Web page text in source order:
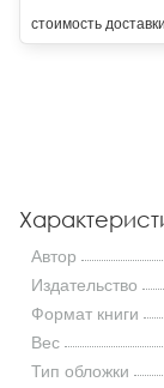
стоимость
Автор
Издательство
Формат книги
Вес
Тип обложки